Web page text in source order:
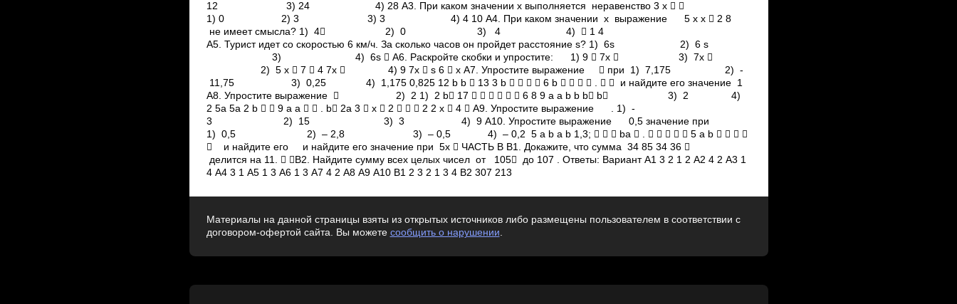
12 3) ­24 4) ­28 А3. При каком значении х выполняется неравенство 3 х  
1) 0 2) 3 3) ­3 4) ­4 10 А4. При каком значении х выражение 5 х х  2 8
не имеет смысла? 1) 4 2) 0 3) 4 4)  1 4
А5. Турист идет со скоростью 6 км/ч. За сколько часов он пройдет расстояние s? 1) 6s 2) 6 s
3) 4) 6s  А6. Раскройте скобки и упростите: 1) 9  7х  3) 7х 
2) 5 х  7  4 7х  4) 9 7х  s 6  х А7. Упростите выражение  при 1) ­7,175 2) ­
11,75 3) 0,25 4) ­1,175 0,825 12 b b  13 3 b     6 b     .   и найдите его значение 1
А8. Упростите выражение  2) 2 1) 2 b 17       6 8 9 а а b b b b 3) 2 4)
2 5a 5a 2 b   9 a а   . b 2a 3  х  2    2 2 х  4  А9. Упростите выражение . 1) ­
3 2) 15 3) 3 4) ­9 А10. Упростите выражение 0,5 значение при
1) 0,5 2) – 2,8 3) – 0,5 4) – 0,2 5 a b a b 1,3;    bа  .      5 a b    
 и найдите его и найдите его значение при 5х  ЧАСТЬ B В1. Докажите, что сумма 34 85 34 36 
делится на 11.  В2. Найдите сумму всех целых чисел от 105 до 107 . Ответы: Вариант А1 3 2 1 2 А2 4 2 А3 1
4 А4 3 1 А5 1 3 А6 1 3 А7 4 2 А8 А9 А10 В1 2 3 2 1 3 4 В2 ­307 213
Материалы на данной страницы взяты из открытых источников либо размещены пользователем в соответствии с
договором-офертой сайта. Вы можете сообщить о нарушении.